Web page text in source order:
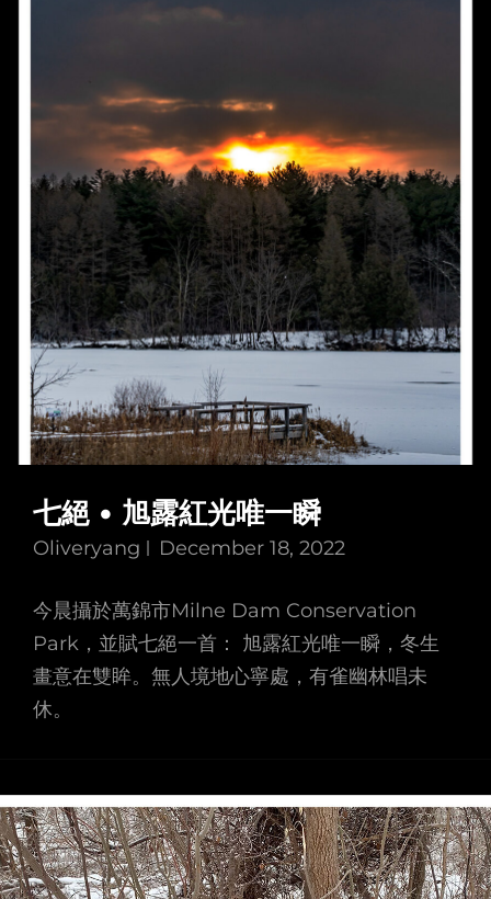
七絕 • 旭露紅光唯一瞬
Oliveryang December 18, 2022
今晨攝於萬錦市Milne Dam Conservation
Park，並賦七絕一首： 旭露紅光唯一瞬，冬生
畫意在雙眸。無人境地心寧處，有雀幽林唱未
休。